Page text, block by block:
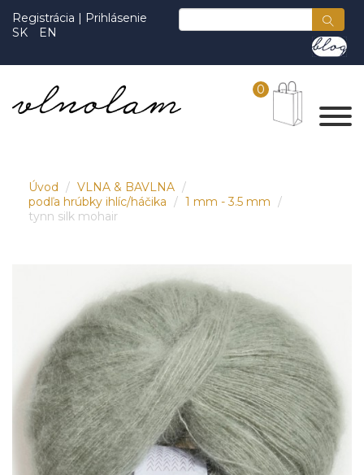
Registrácia | Prihlásenie
SK
EN
0
Úvod
VLNA & BAVLNA
podľa hrúbky ihlíc/háčika
1 mm - 3.5 mm
tynn silk mohair